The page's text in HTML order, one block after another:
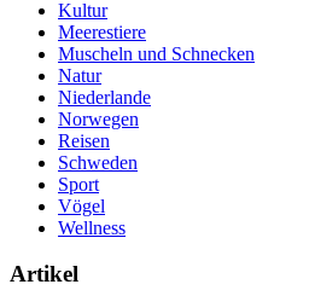
Kultur
Meerestiere
Muscheln und Schnecken
Natur
Niederlande
Norwegen
Reisen
Schweden
Sport
Vögel
Wellness
Artikel